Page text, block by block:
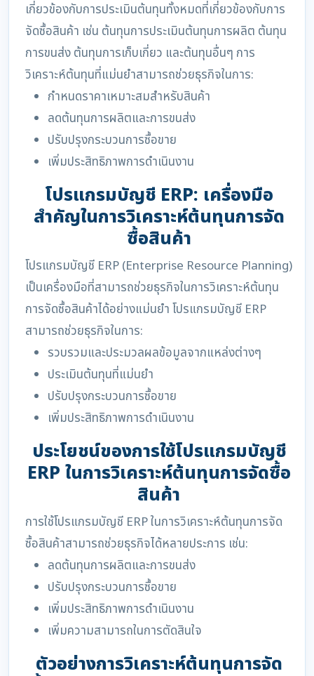
เกี่ยวข้องกับการประเมินต้นทุนทั้งหมดที่เกี่ยวข้องกับการ
จัดซื้อสินค้า เช่น ต้นทุนการประเมินต้นทุนการผลิต ต้นทุน
การขนส่ง ต้นทุนการเก็บเกี่ยว และต้นทุนอื่นๆ การ
วิเคราะห์ต้นทุนที่แม่นยำสามารถช่วยธุรกิจในการ:
กำหนดราคาเหมาะสมสำหรับสินค้า
ลดต้นทุนการผลิตและการขนส่ง
ปรับปรุงกระบวนการซื้อขาย
เพิ่มประสิทธิภาพการดำเนินงาน
โปรแกรมบัญชี ERP: เครื่องมือ
สำคัญในการวิเคราะห์ต้นทุนการจัด
ซื้อสินค้า
โปรแกรมบัญชี ERP (Enterprise Resource Planning)
เป็นเครื่องมือที่สามารถช่วยธุรกิจในการวิเคราะห์ต้นทุน
การจัดซื้อสินค้าได้อย่างแม่นยำ โปรแกรมบัญชี ERP
สามารถช่วยธุรกิจในการ:
รวบรวมและประมวลผลข้อมูลจากแหล่งต่างๆ
ประเมินต้นทุนที่แม่นยำ
ปรับปรุงกระบวนการซื้อขาย
เพิ่มประสิทธิภาพการดำเนินงาน
ประโยชน์ของการใช้โปรแกรมบัญชี
ERP ในการวิเคราะห์ต้นทุนการจัดซื้อ
สินค้า
การใช้โปรแกรมบัญชี ERP ในการวิเคราะห์ต้นทุนการจัด
ซื้อสินค้าสามารถช่วยธุรกิจได้หลายประการ เช่น:
ลดต้นทุนการผลิตและการขนส่ง
ปรับปรุงกระบวนการซื้อขาย
เพิ่มประสิทธิภาพการดำเนินงาน
เพิ่มความสามารถในการตัดสินใจ
ตัวอย่างการวิเคราะห์ต้นทุนการจัด